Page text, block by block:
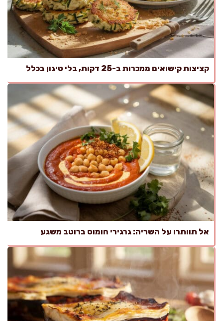
קציצות קישואים ממכרות ב-25 דקות, בלי טיגון בכלל
אל תוותרו על השריה: גרגירי חומוס ברוטב משגע